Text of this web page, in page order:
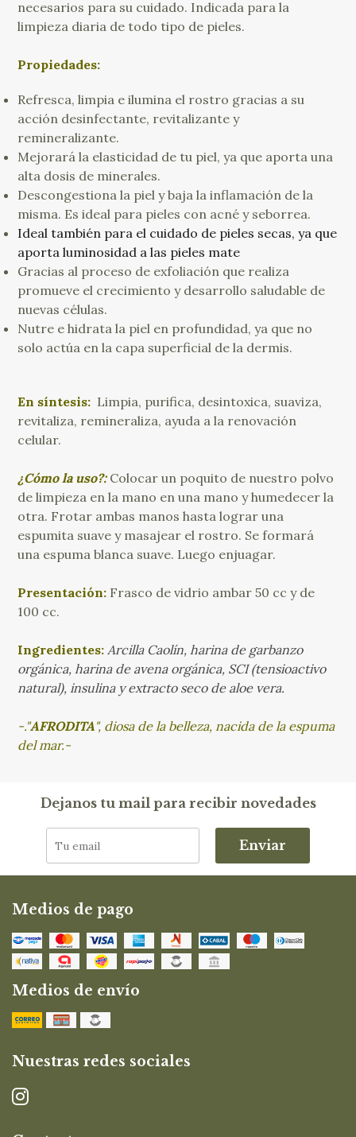
necesarios para su cuidado. Indicada para la
limpieza diaria de todo tipo de pieles.
Propiedades:
Refresca, limpia e ilumina el rostro gracias a su
acción desinfectante, revitalizante y
remineralizante.
Mejorará la elasticidad de tu piel, ya que aporta una
alta dosis de minerales.
Descongestiona la piel y baja la inflamación de la
misma. Es ideal para pieles con acné y seborrea.
Ideal también para el cuidado de pieles secas, ya que
aporta luminosidad a las pieles mate
Gracias al proceso de exfoliación que realiza
promueve el crecimiento y desarrollo saludable de
nuevas células.
Nutre e hidrata la piel en profundidad, ya que no
solo actúa en la capa superficial de la dermis.
En síntesis: Limpia, purifica, desintoxica, suaviza,
revitaliza, remineraliza, ayuda a la renovación
celular.
¿Cómo la uso?: Colocar un poquito de nuestro polvo
de limpieza en la mano en una mano y humedecer la
otra. Frotar ambas manos hasta lograr una
espumita suave y masajear el rostro. Se formará
una espuma blanca suave. Luego enjuagar.
Presentación: Frasco de vidrio ambar 50 cc y de
100 cc.
Ingredientes: Arcilla Caolín, harina de garbanzo
orgánica, harina de avena orgánica, SCI (tensioactivo
natural), insulina y extracto seco de aloe vera.
-."AFRODITA", diosa de la belleza, nacida de la espuma
del mar.-
Dejanos tu mail para recibir novedades
Enviar
Medios de pago
Medios de envío
Nuestras redes sociales